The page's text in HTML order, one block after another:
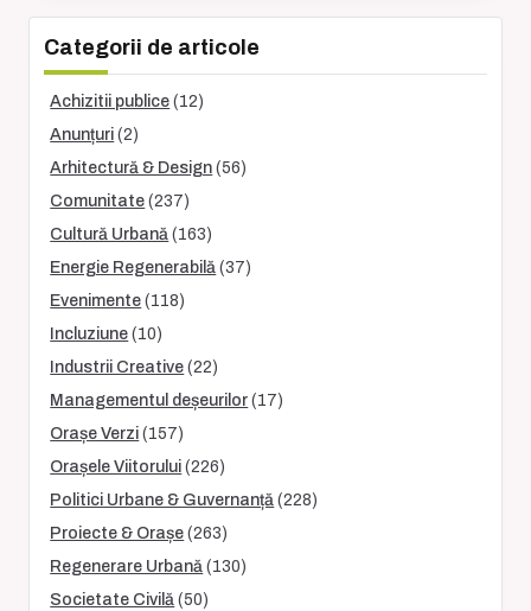
Categorii de articole
Achizitii publice (12)
Anunțuri (2)
Arhitectură & Design (56)
Comunitate (237)
Cultură Urbană (163)
Energie Regenerabilă (37)
Evenimente (118)
Incluziune (10)
Industrii Creative (22)
Managementul deșeurilor (17)
Orașe Verzi (157)
Orașele Viitorului (226)
Politici Urbane & Guvernanță (228)
Proiecte & Orașe (263)
Regenerare Urbană (130)
Societate Civilă (50)